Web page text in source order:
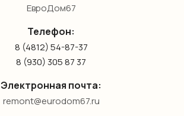
ЕвроДом67
Электронная почта:
remont@eurodom67.ru
8 (930) 305 87 37
Телефон:
8 (4812) 54-87-37